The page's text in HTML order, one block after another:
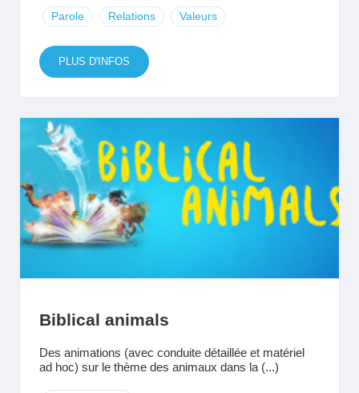
Parole Relations Valeurs
PLUS D'INFOS
Biblical animals
Des animations (avec conduite détaillée et matériel
ad hoc) sur le thème des animaux dans la (...)